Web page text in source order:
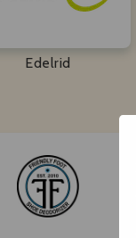
Edelrid